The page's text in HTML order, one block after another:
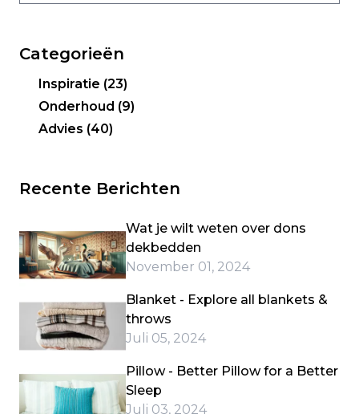
Categorieën
Inspiratie (23)
Onderhoud (9)
Advies (40)
Recente Berichten
Wat je wilt weten over dons
dekbedden
November 01, 2024
Blanket - Explore all blankets &
throws
Juli 05, 2024
Pillow - Better Pillow for a Better
Sleep
Juli 03, 2024